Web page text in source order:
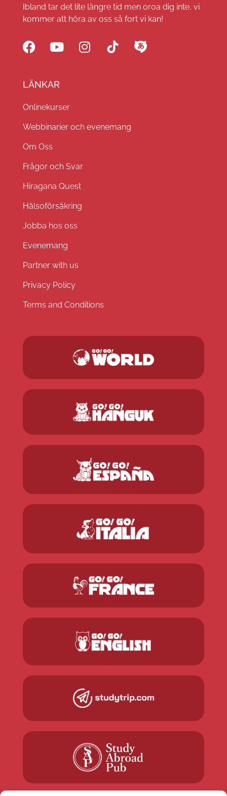
Ibland tar det lite längre tid men oroa dig inte, vi
kommer att höra av oss så fort vi kan!
LÄNKAR
Onlinekurser
Webbinarier och evenemang
Om Oss
Frågor och Svar
Hiragana Quest
Hälsoförsäkring
Jobba hos oss
Evenemang
Partner with us
Privacy Policy
Terms and Conditions